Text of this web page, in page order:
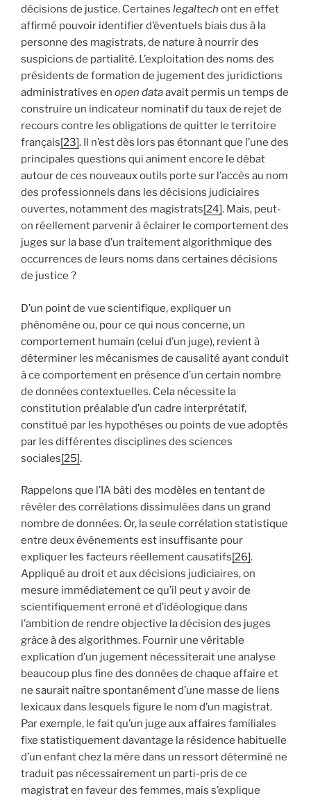
décisions de justice. Certaines legaltech ont en effet
affirmé pouvoir identifier d’éventuels biais dus à la
personne des magistrats, de nature à nourrir des
suspicions de partialité. L’exploitation des noms des
présidents de formation de jugement des juridictions
administratives en open dataavait permis un temps de
construire un indicateur nominatif du taux de rejet de
recours contre les obligations de quitter le territoire
français[23]. Il n’est dès lors pas étonnant que l’une des
principales questions qui animent encore le débat
autour de ces nouveaux outils porte sur l’accès au nom
des professionnels dans les décisions judiciaires
ouvertes, notamment des magistrats[24]. Mais, peut-
on réellement parvenir à éclairer le comportement des
juges sur la base d’un traitement algorithmique des
occurrences de leurs noms dans certaines décisions
de justice ?
D’un point de vue scientifique, expliquer un
phénomène ou, pour ce qui nous concerne, un
comportement humain (celui d’un juge), revient à
déterminer les mécanismes de causalité ayant conduit
à ce comportement en présence d’un certain nombre
de données contextuelles. Cela nécessite la
constitution préalable d’un cadre interprétatif,
constitué par les hypothèses ou points de vue adoptés
par les différentes disciplines des sciences
sociales[25].
Rappelons que l’IA bâti des modèles en tentant de
révéler des corrélations dissimulées dans un grand
nombre de données. Or, la seule corrélation statistique
entre deux événements est insuffisante pour
expliquer les facteurs réellement causatifs[26].
Appliqué au droit et aux décisions judiciaires, on
mesure immédiatement ce qu’il peut y avoir de
scientifiquement erroné et d’idéologique dans
l’ambition de rendre objective la décision des juges
grâce à des algorithmes. Fournir une véritable
explication d’un jugement nécessiterait une analyse
beaucoup plus fine des données de chaque affaire et
ne saurait naître spontanément d’une masse de liens
lexicaux dans lesquels figure le nom d’un magistrat.
Par exemple, le fait qu’un juge aux affaires familiales
fixe statistiquement davantage la résidence habituelle
d’un enfant chez la mère dans un ressort déterminé ne
traduit pas nécessairement un parti-pris de ce
magistrat en faveur des femmes, mais s’explique